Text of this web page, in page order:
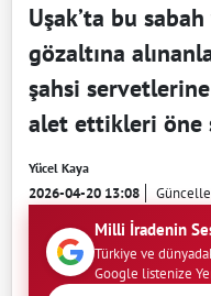
Uşak’ta bu
gözaltına
şahsi
alet ettikleri öne
Yücel Kaya
2026-04-20 13:08
Milli İradenin
Türkiye ve
Google listenize